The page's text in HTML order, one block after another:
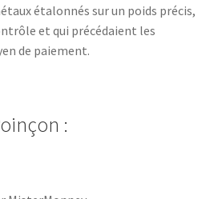
étalonnés sur un poids précis,
et qui précédaient les
de paiement.
: